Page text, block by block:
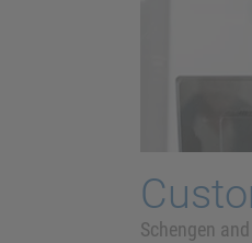
Schengen